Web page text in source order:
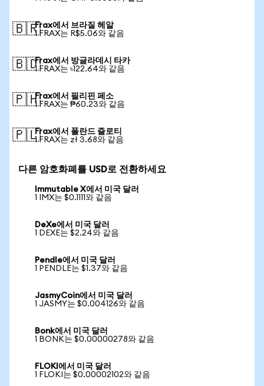
🇧🇷Frax에서 브라질 헤알
1 FRAX는 R$5.06와 같음
🇧🇩Frax에서 방글라데시 타카
1 FRAX는 ৳122.64와 같음
🇵🇭Frax에서 필리핀 페소
1 FRAX는 ₱60.23와 같음
🇵🇱Frax에서 폴란드 즐로티
1 FRAX는 zł 3.68와 같음
다른 암호화폐를 USD로 전환하세요
Immutable X에서 미국 달러
1 IMX는 $0.1111와 같음
DeXe에서 미국 달러
1 DEXE는 $2.24와 같음
Pendle에서 미국 달러
1 PENDLE는 $1.37와 같음
JasmyCoin에서 미국 달러
1 JASMY는 $0.004126와 같음
Bonk에서 미국 달러
1 BONK는 $0.00000278와 같음
FLOKI에서 미국 달러
1 FLOKI는 $0.00002102와 같음